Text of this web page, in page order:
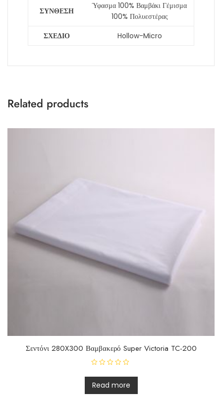
ΣΥΝΘΕΣΗ
Ύφασμα 100% Βαμβάκι Γέμισμα
100% Πολυεστέρας
ΣΧΕΔΙΟ
Hollow-Micro
Related products
Σεντόνι 280X300 Βαμβακερό Super Victoria TC-200
a
t
e
d
Read more